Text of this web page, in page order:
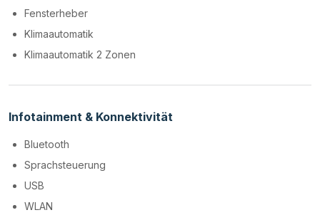
Fensterheber
Klimaautomatik
Klimaautomatik 2 Zonen
Infotainment & Konnektivität
Bluetooth
Sprachsteuerung
USB
WLAN